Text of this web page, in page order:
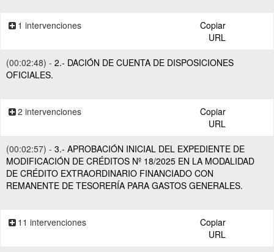
1 intervenciones
Copiar
URL
(00:02:48) - 2.- DACIÓN DE CUENTA DE DISPOSICIONES
OFICIALES.
2 intervenciones
Copiar
URL
(00:02:57) - 3.- APROBACIÓN INICIAL DEL EXPEDIENTE DE
MODIFICACIÓN DE CRÉDITOS Nº 18/2025 EN LA MODALIDAD
DE CRÉDITO EXTRAORDINARIO FINANCIADO CON
REMANENTE DE TESORERÍA PARA GASTOS GENERALES.
11 intervenciones
Copiar
URL